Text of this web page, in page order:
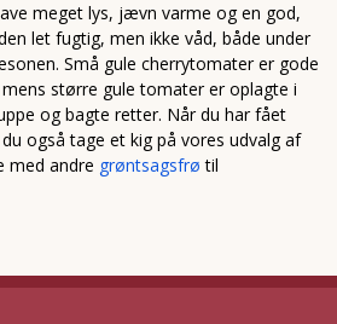
meget lys, jævn varme og en god,
let fugtig, men ikke våd, både under
Små gule cherrytomater er gode
større gule tomater er oplagte i
og bagte retter. Når du har fået
også tage et kig på vores udvalg af
med andre grøntsagsfrø til